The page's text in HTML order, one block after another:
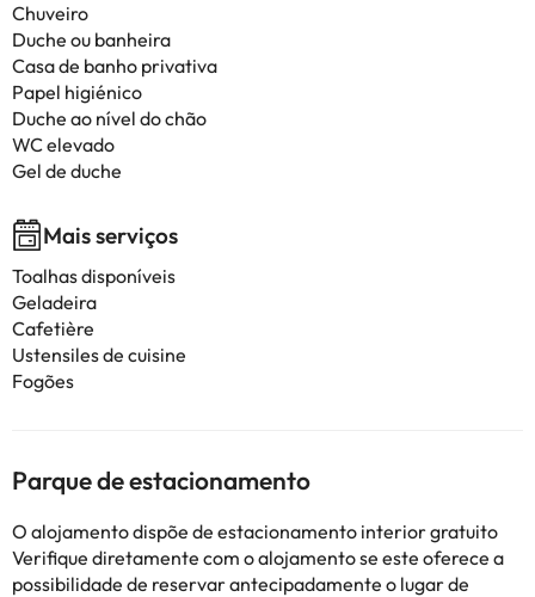
Chuveiro
Duche ou banheira
Casa de banho privativa
Papel higiénico
Duche ao nível do chão
WC elevado
Gel de duche
Mais serviços
Toalhas disponíveis
Geladeira
Cafetière
Ustensiles de cuisine
Fogões
Parque de estacionamento
O alojamento dispõe de estacionamento interior gratuito
Verifique diretamente com o alojamento se este oferece a
possibilidade de reservar antecipadamente o lugar de